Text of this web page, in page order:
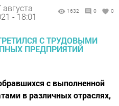
августа
- 18:01
1632 0 0
с выполненной
в различных отраслях,